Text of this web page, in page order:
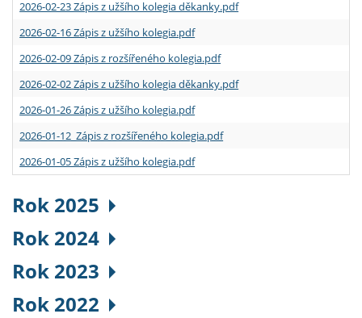
2026-02-23 Zápis z užšího kolegia děkanky.pdf
2026-02-16 Zápis z užšího kolegia.pdf
2026-02-09 Zápis z rozšířeného kolegia.pdf
2026-02-02 Zápis z užšího kolegia děkanky.pdf
2026-01-26 Zápis z užšího kolegia.pdf
2026-01-12 Zápis z rozšířeného kolegia.pdf
2026-01-05 Zápis z užšího kolegia.pdf
Rok 2025
Rok 2024
Rok 2023
Rok 2022